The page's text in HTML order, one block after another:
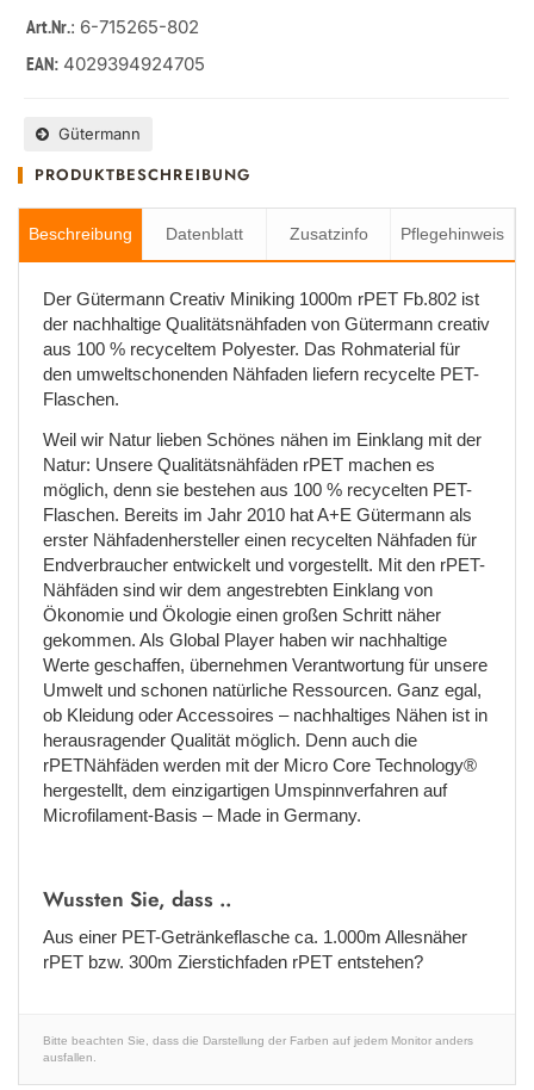
Art.Nr.: 6-715265-802
EAN: 4029394924705
Gütermann
PRODUKTBESCHREIBUNG
Beschreibung Datenblatt Zusatzinfo Pflegehinweis
Der Gütermann Creativ Miniking 1000m rPET Fb.802 ist
der nachhaltige Qualitätsnähfaden von Gütermann creativ
aus 100 % recyceltem Polyester. Das Rohmaterial für
den umweltschonenden Nähfaden liefern recycelte PET-
Flaschen.
Weil wir Natur lieben Schönes nähen im Einklang mit der
Natur: Unsere Qualitätsnähfäden rPET machen es
möglich, denn sie bestehen aus 100 % recycelten PET-
Flaschen. Bereits im Jahr 2010 hat A+E Gütermann als
erster Nähfadenhersteller einen recycelten Nähfaden für
Endverbraucher entwickelt und vorgestellt. Mit den rPET-
Nähfäden sind wir dem angestrebten Einklang von
Ökonomie und Ökologie einen großen Schritt näher
gekommen. Als Global Player haben wir nachhaltige
Werte geschaffen, übernehmen Verantwortung für unsere
Umwelt und schonen natürliche Ressourcen. Ganz egal,
ob Kleidung oder Accessoires – nachhaltiges Nähen ist in
herausragender Qualität möglich. Denn auch die
rPETNähfäden werden mit der Micro Core Technology®
hergestellt, dem einzigartigen Umspinnverfahren auf
Microfilament-Basis – Made in Germany.
Wussten Sie, dass ..
Aus einer PET-Getränkeflasche ca. 1.000m Allesnäher
rPET bzw. 300m Zierstichfaden rPET entstehen?
Bitte beachten Sie, dass die Darstellung der Farben auf jedem Monitor anders
ausfallen.